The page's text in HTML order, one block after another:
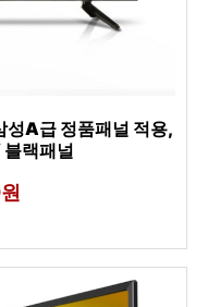
A급 정품패널 적용,
랙패널